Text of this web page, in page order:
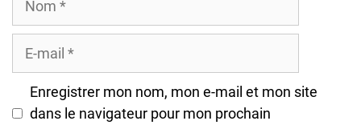
Enregistrer mon nom, mon e-mail et mon site
dans le navigateur pour mon prochain